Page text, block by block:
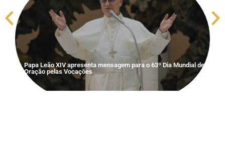
Papa Leão XIV apresenta mensagem para o 63º Dia Mundial de
Oração pelas Vocações